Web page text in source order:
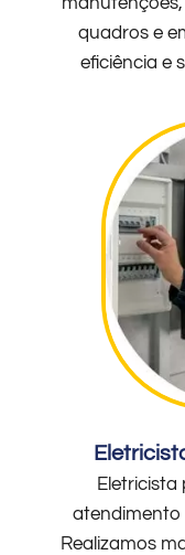
quadros e
eficiência e
Eletricista
atendimento
Realizamos